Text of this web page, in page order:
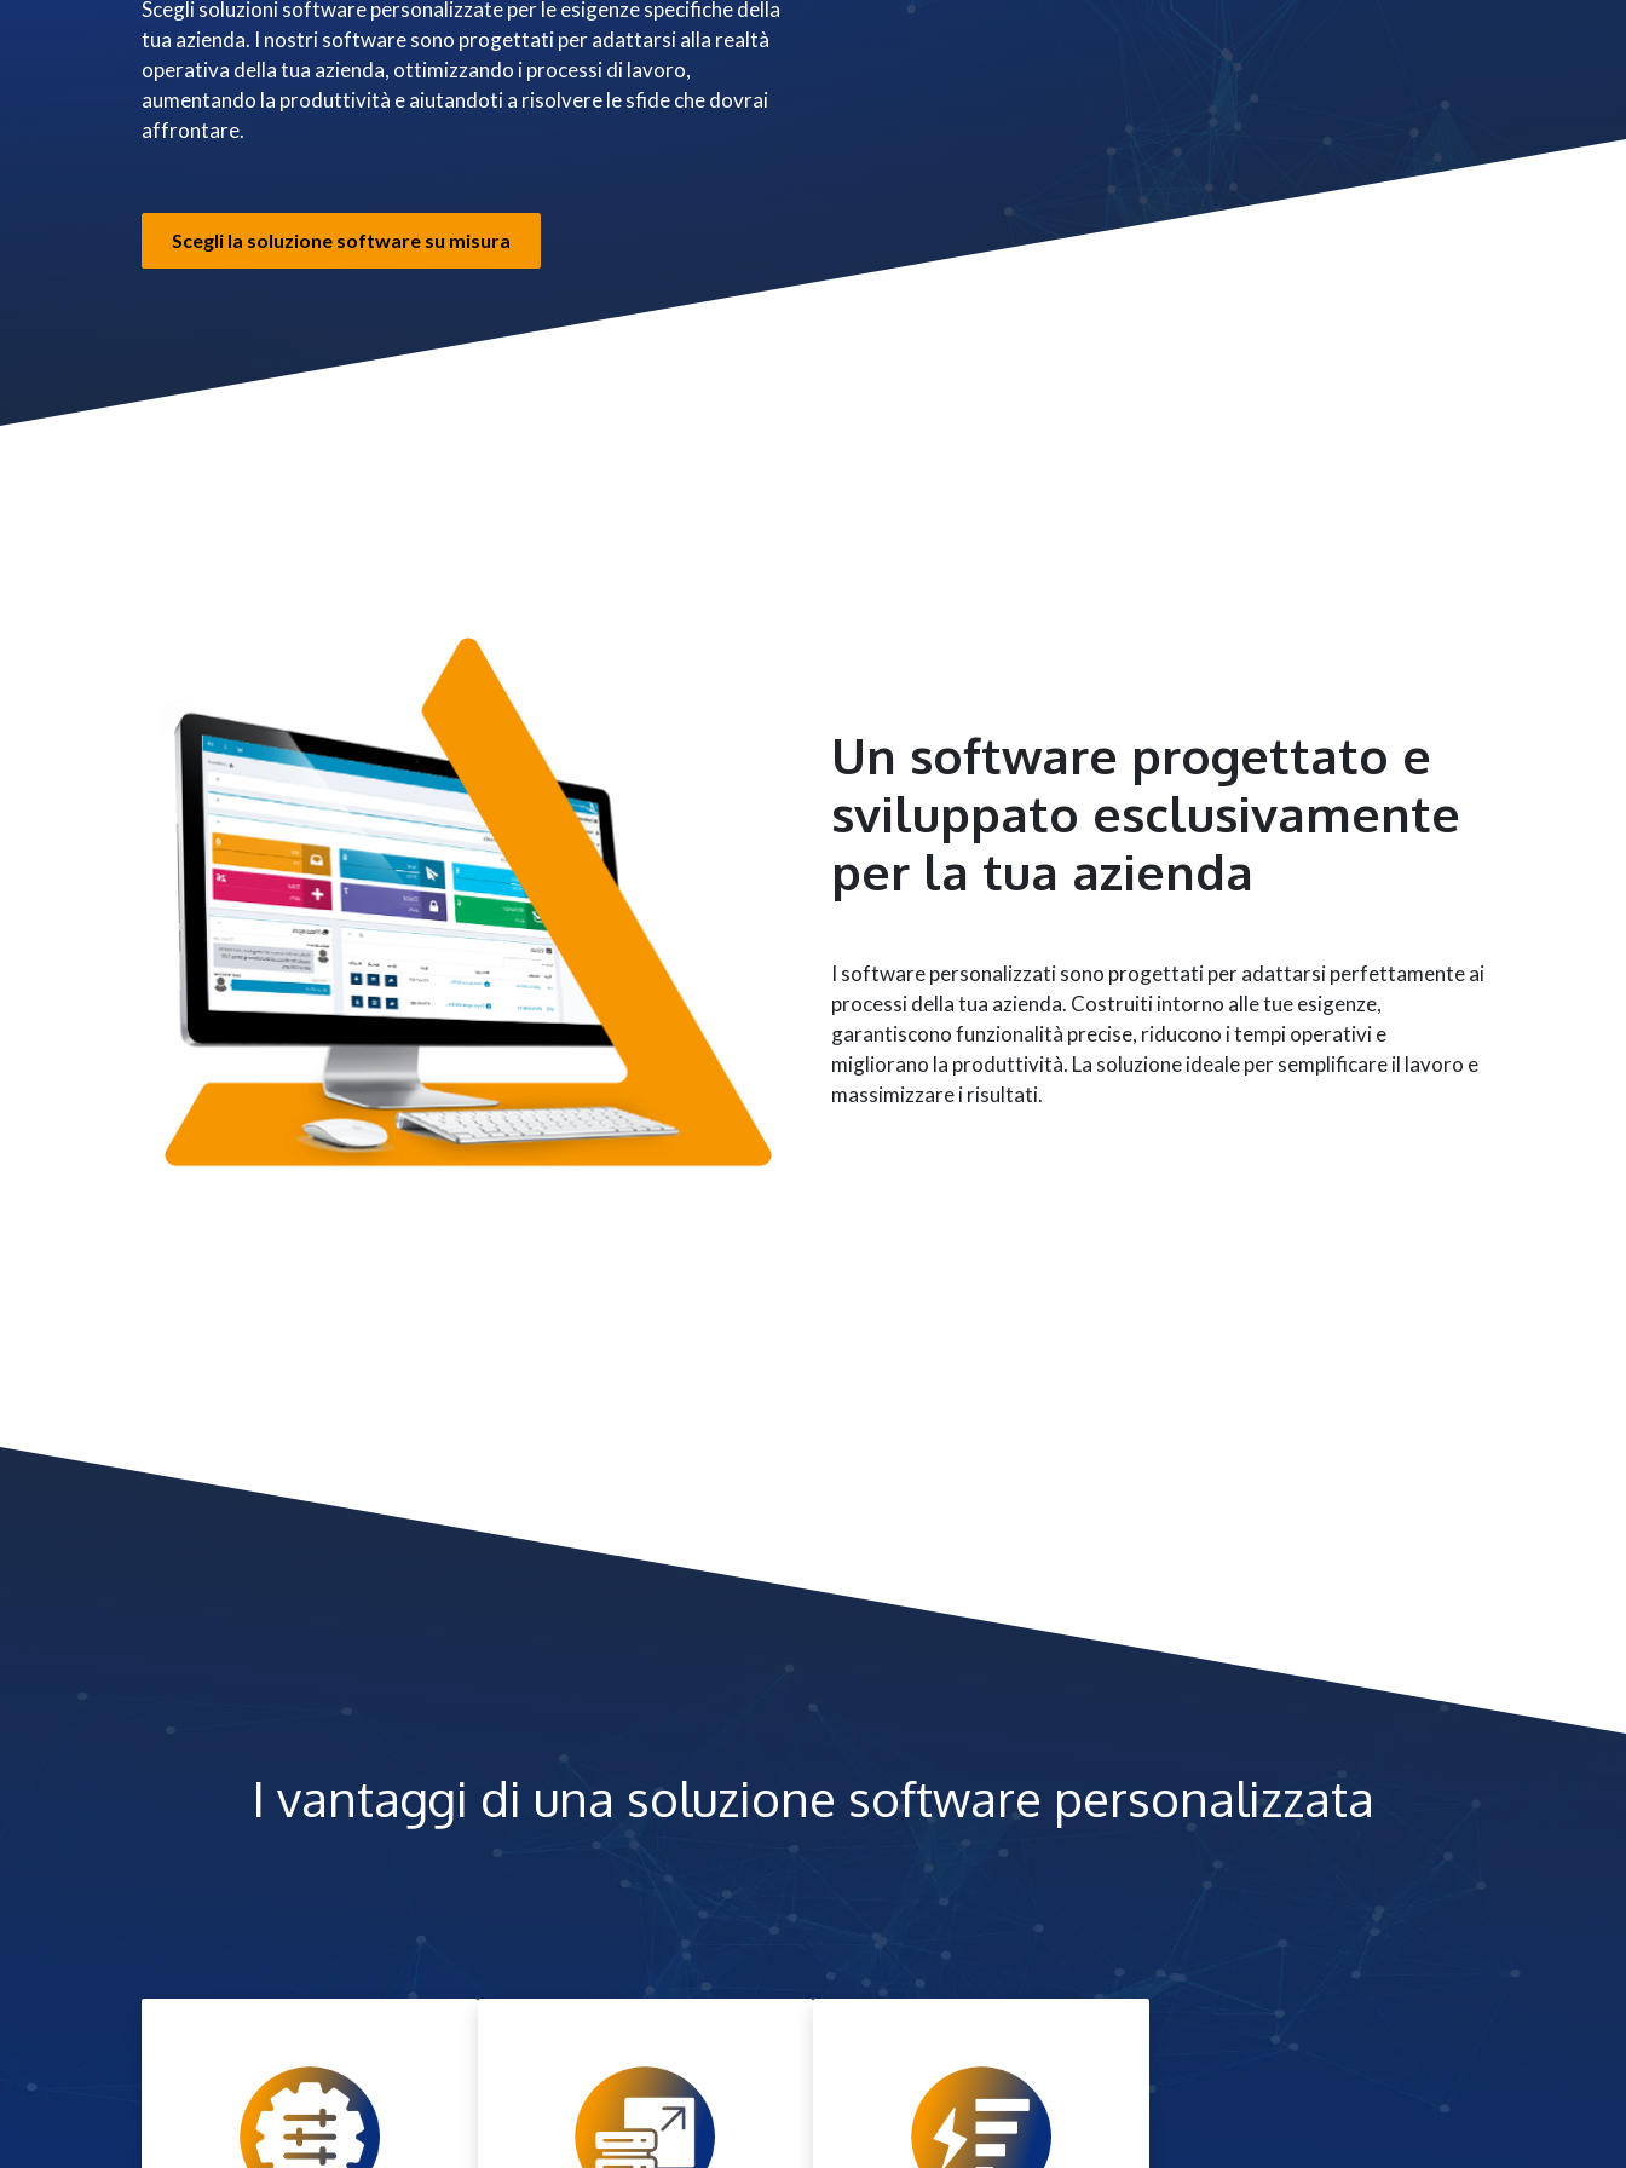
Scegli soluzioni software personalizzate per le esigenze specifiche della
tua azienda. I nostri software sono progettati per adattarsi alla realtà
operativa della tua azienda, ottimizzando i processi di lavoro,
aumentando la produttività e aiutandoti a risolvere le sfide che dovrai
affrontare.
Scegli la soluzione software su misura
Un software progettato e
sviluppato esclusivamente
per la tua azienda
I software personalizzati sono progettati per adattarsi perfettamente ai
processi della tua azienda. Costruiti intorno alle tue esigenze,
garantiscono funzionalità precise, riducono i tempi operativi e
migliorano la produttività. La soluzione ideale per semplificare il lavoro e
massimizzare i risultati.
I vantaggi di una soluzione software personalizzata